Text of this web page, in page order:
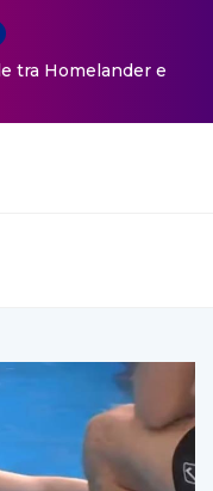
tra Homelander e